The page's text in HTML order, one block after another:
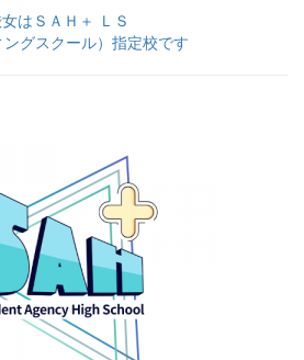
はＳＡＨ＋ ＬＳ
ングスクール）指定校です